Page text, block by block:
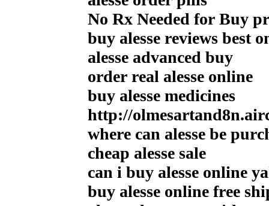
No Rx Needed for Buy
buy alesse reviews best
alesse advanced buy
order real alesse online
buy alesse medicines
http://
where can alesse be
cheap alesse sale
can i buy alesse online
buy alesse online free